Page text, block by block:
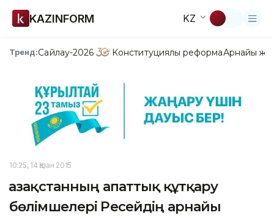
KAZINFORM KZ
Тренд:Сайлау-2026 Конституциялық реформаАрнайы
10:25, 14 Қазан 2015
Қазақстанның апаттық құтқару
бөлімшелері Ресейдің арнайы